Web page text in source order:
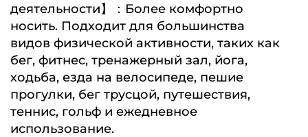
деятельности】：Более комфортно
носить. Подходит для большинства
видов физической активности, таких как
бег, фитнес, тренажерный зал, йога,
ходьба, езда на велосипеде, пешие
прогулки, бег трусцой, путешествия,
теннис, гольф и ежедневное
использование.